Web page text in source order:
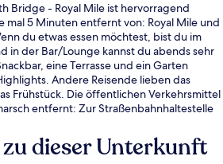
Bridge - Royal Mile ist hervorragend
mal 5 Minuten entfernt von: Royal Mile und
du etwas essen möchtest, bist du im
in der Bar/Lounge kannst du abends sehr
eine Terrasse und ein Garten
Andere Reisende lieben das
Frühstück. Die öffentlichen Verkehrsmittel
entfernt: Zur Straßenbahnhaltestelle
dieser Unterkunft